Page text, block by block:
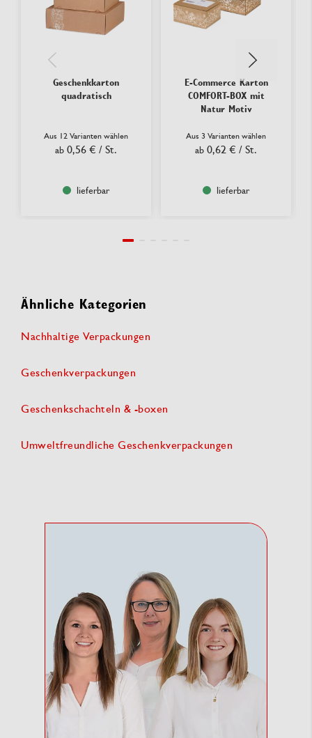
Geschenkkarton
quadratisch
Aus 12 Varianten wählen
ab 0,56 € / St.
lieferbar
E-Commerce Karton
COMFORT-BOX mit
Natur Motiv
Aus 3 Varianten wählen
ab 0,62 € / St.
lieferbar
Ähnliche Kategorien
Nachhaltige Verpackungen
Geschenkverpackungen
Geschenkschachteln & -boxen
Umweltfreundliche Geschenkverpackungen